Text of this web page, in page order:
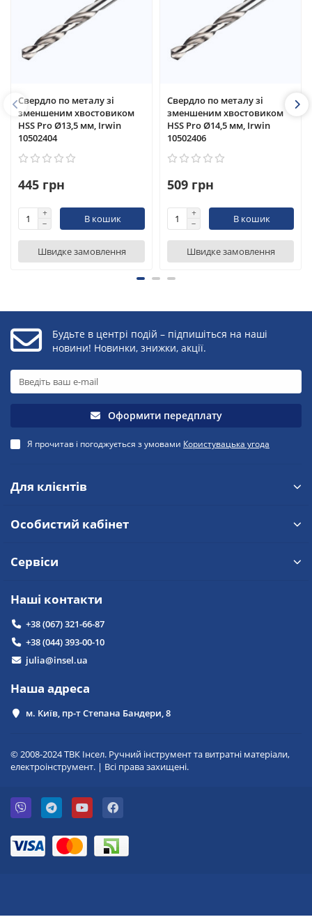
Свердло по металу зі
зменшеним хвостовиком
HSS Pro Ø13,5 мм, Irwin
10502404
445 грн
В кошик
Швидке замовлення
Свердло по металу зі
зменшеним хвостовиком
HSS Pro Ø14,5 мм, Irwin
10502406
509 грн
В кошик
Швидке замовлення
Будьте в центрі подій – підпишіться на наші
новини! Новинки, знижки, акції.
Оформити передплату
Я прочитав і погоджується з умовами Користувацька угода
Для клієнтів
Особистий кабінет
Сервіси
Наші контакти
+38 (067) 321-66-87
+38 (044) 393-00-10
julia@insel.ua
Наша адреса
м. Київ, пр-т Степана Бандери, 8
© 2008-2024 ТВК Інсел. Ручний інструмент та витратні матеріали,
електроінструмент. | Всі права захищені.